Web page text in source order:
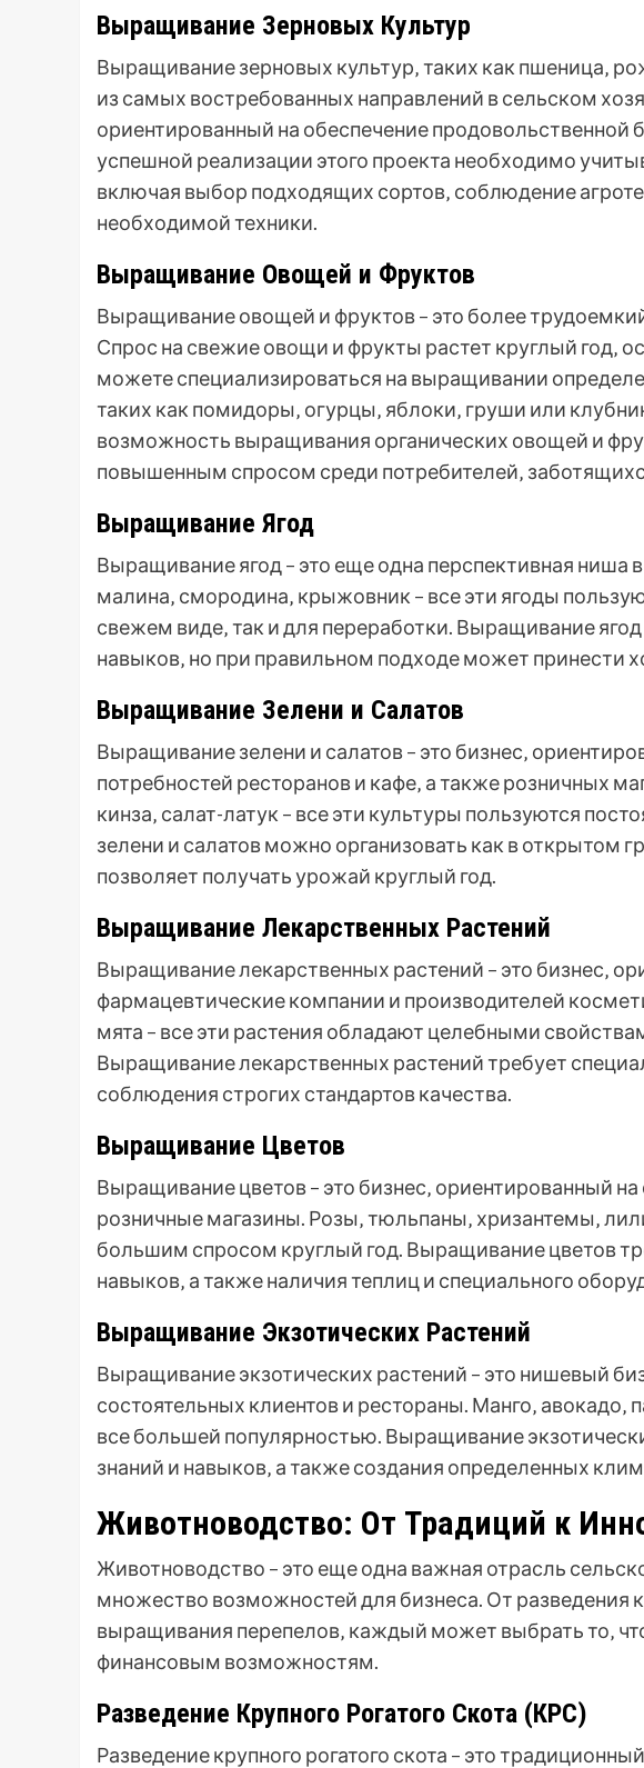
Выращивание Зерновых Культур
Выращивание зерновых культур‚ таких как пшеница‚
из самых востребованных направлений в сельском
ориентированный на обеспечение продовольственной
успешной реализации этого проекта необходимо
включая выбор подходящих сортов‚ соблюдение
необходимой техники.
Выращивание Овощей и Фруктов
Выращивание овощей и фруктов – это более
Спрос на свежие овощи и фрукты растет круглый год‚
можете специализироваться на выращивании
таких как помидоры‚ огурцы‚ яблоки‚ груши или
возможность выращивания органических овощей и
повышенным спросом среди потребителей‚
Выращивание Ягод
Выращивание ягод – это еще одна перспективная ниша
малина‚ смородина‚ крыжовник – все эти ягоды
свежем виде‚ так и для переработки. Выращивание
навыков‚ но при правильном подходе может принести
Выращивание Зелени и Салатов
Выращивание зелени и салатов – это бизнес‚
потребностей ресторанов и кафе‚ а также розничных
кинза‚ салат-латук – все эти культуры пользуются
зелени и салатов можно организовать как в открытом
позволяет получать урожай круглый год.
Выращивание Лекарственных Растений
Выращивание лекарственных растений – это бизнес‚
фармацевтические компании и производителей
мята – все эти растения обладают целебными
Выращивание лекарственных растений требует
соблюдения строгих стандартов качества.
Выращивание Цветов
Выращивание цветов – это бизнес‚ ориентированный
розничные магазины. Розы‚ тюльпаны‚ хризантемы‚
большим спросом круглый год. Выращивание цветов
навыков‚ а также наличия теплиц и специального
Выращивание Экзотических Растений
Выращивание экзотических растений – это нишевый
состоятельных клиентов и рестораны. Манго‚ авокадо‚
все большей популярностью. Выращивание
знаний и навыков‚ а также создания определенных
Животноводство: От Традиций к
Животноводство – это еще одна важная отрасль
множество возможностей для бизнеса. От разведения
выращивания перепелов‚ каждый может выбрать то‚
финансовым возможностям.
Разведение Крупного Рогатого Скота (КРС)
Разведение крупного рогатого скота – это